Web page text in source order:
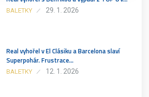
BALETKY 29. 1. 2026
Real vyhořel v El Clásiku a Barcelona slaví
Superpohár. Frustrace…
BALETKY 12. 1. 2026